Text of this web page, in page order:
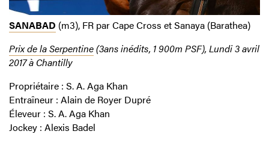
SANABAD (m3), FR par Cape Cross et Sanaya (Barathea)
Prix de la Serpentine(3ans inédits, 1 900m PSF), Lundi 3 avril
2017 à Chantilly
Propriétaire : S. A. Aga Khan
Entraîneur : Alain de Royer Dupré
Éleveur : S. A. Aga Khan
Jockey : Alexis Badel